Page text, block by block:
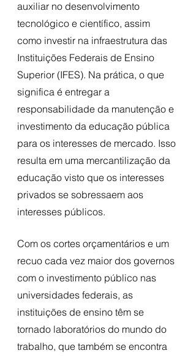
auxiliar no desenvolvimento
tecnológico e científico, assim
como investir na infraestrutura das
Instituições Federais de Ensino
Superior (IFES). Na prática, o que
significa é entregar a
responsabilidade da manutenção e
investimento da educação pública
para os interesses de mercado. Isso
resulta em uma mercantilização da
educação visto que os interesses
privados se sobressaem aos
interesses públicos.
Com os cortes orçamentários e um
recuo cada vez maior dos governos
com o investimento público nas
universidades federais, as
instituições de ensino têm se
tornado laboratórios do mundo do
trabalho, que também se encontra